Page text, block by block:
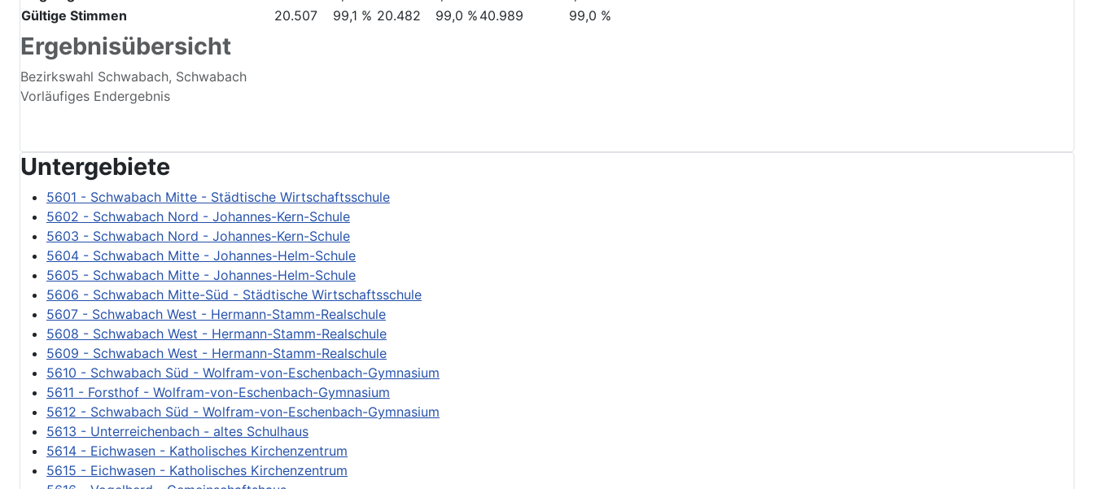
Bezirkswahl Schwabach, Schwabach
Vorläufiges Endergebnis
WiR e.V.
- - 17 0,1 % 17
0,0 %
Wahlberechtigte
Wähler
Ungültige Stimmen
Gültige Stimmen
Untergebiete
5601 - Schwabach Mitte - Städtische Wirtschaftsschule
5602 - Schwabach Nord - Johannes-Kern-Schule
5603 - Schwabach Nord - Johannes-Kern-Schule
5604 - Schwabach Mitte - Johannes-Helm-Schule
5605 - Schwabach Mitte - Johannes-Helm-Schule
5606 - Schwabach Mitte-Süd - Städtische Wirtschaftsschule
5607 - Schwabach West - Hermann-Stamm-Realschule
5608 - Schwabach West - Hermann-Stamm-Realschule
5609 - Schwabach West - Hermann-Stamm-Realschule
5610 - Schwabach Süd - Wolfram-von-Eschenbach-Gymnasium
5611 - Forsthof - Wolfram-von-Eschenbach-Gymnasium